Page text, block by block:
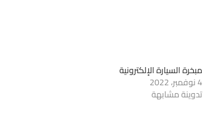
مبخرة السيارة الإلكترونية
4 نوفمبر، 2022
تدوينة مشابهة